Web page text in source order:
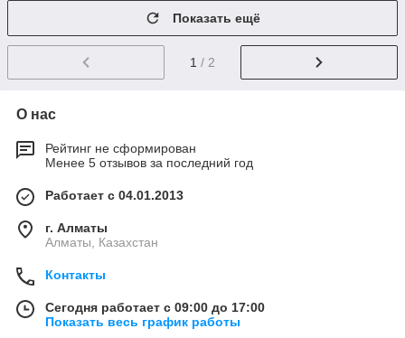
Показать ещё
1 / 2
О нас
Рейтинг не сформирован
Менее 5 отзывов за последний год
Работает с 04.01.2013
г. Алматы
Алматы, Казахстан
Контакты
Сегодня работает с 09:00 до 17:00
Показать весь график работы